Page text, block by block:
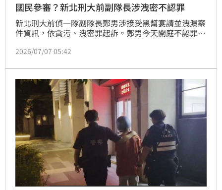
國民參審？新北刑大前副隊長涉洩密不認罪
新北刑大前偵一隊副隊長鄭男涉接受黑幫宴請並洩漏案
件資訊，依貪污、洩密罪起訴。鄭男今天開庭不認罪，
認有必要性，待法院裁定。
2026/07/07 05:42